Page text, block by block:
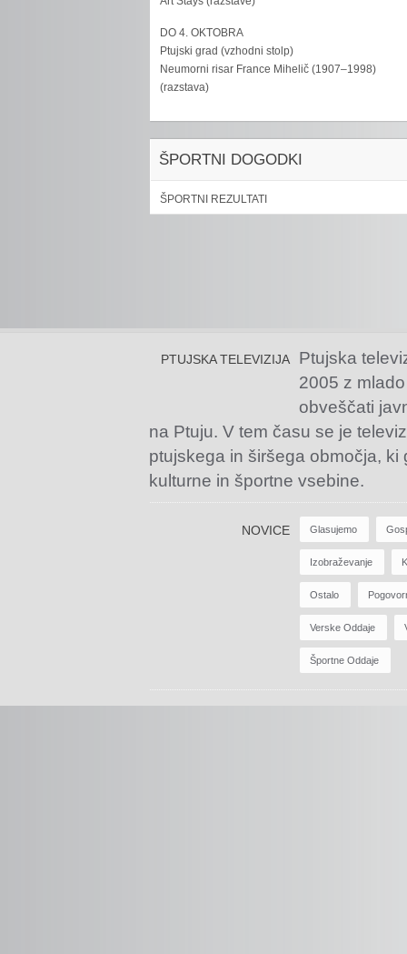
DO 4. OKTOBRA
Ptujski grad (vzhodni stolp)
Neumorni risar France Mihelič (1907–1998)
(razstava)
ŠPORTNI DOGODKI
ŠPORTNI REZULTATI
PTUJSKA TELEVIZIJA
Ptujska
2005 z
obveščati
na Ptuju. V tem času se je
ptujskega in širšega območja,
kulturne in športne vsebine.
NOVICE Glasujemo
Izobraževanje
Ostalo
Verske Oddaje
Športne Oddaje